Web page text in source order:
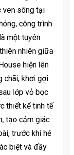
ven sông tại
công trình
một tuyên
nhiên giữa
hiện lên
chãi, khơi gợi
lớp vỏ bọc
thiết kế tinh tế
tạo cảm giác
trước khi hé
biệt và đầy